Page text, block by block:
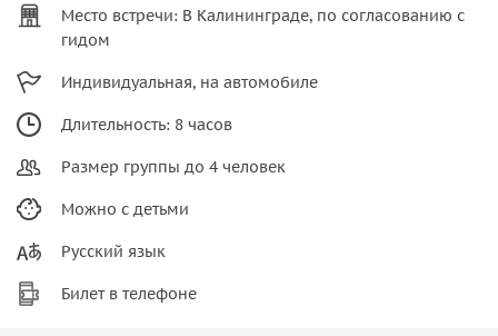
Место встречи: В Калининграде, по согласованию с
гидом
Индивидуальная, на автомобиле
Длительность: 8 часов
Размер группы до 4 человек
Можно с детьми
Русский язык
Билет в телефоне